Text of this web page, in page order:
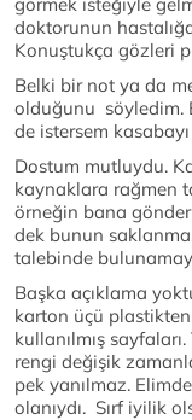
doktorunun
Konuştukça gözleri
Belki bir not ya da
olduğunu söyledim.
de istersem
Dostum mutluydu.
kaynaklara rağmen
örneğin bana
dek bunun
talebinde
Başka açıklama
karton üçü
kullanılmış
rengi değişik
pek yanılmaz.
olanıydı. Sırf iyilik